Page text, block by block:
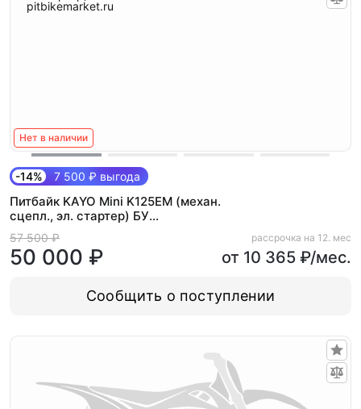
Нет в наличии
-14% 7 500 ₽ выгода
Питбайк KAYO Mini K125EM (механ.
сцепл., эл. стартер) БУ
KAYOBGLAR1001550 11 мч
57 500 ₽
50 000 ₽
рассрочка на 12. мес
от 10 365 ₽/мес.
Сообщить о поступлении